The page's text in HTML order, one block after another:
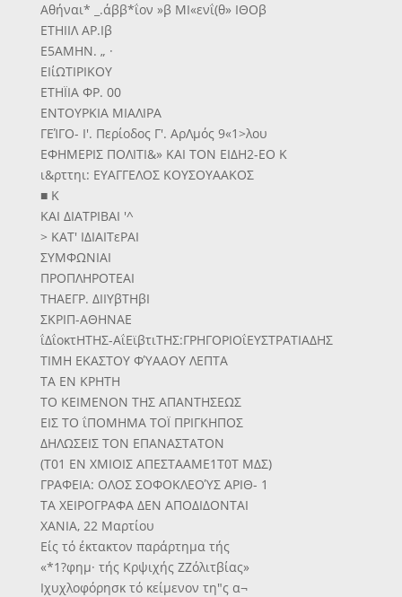
Αθήναι* _.άββ*ΐον »β ΜΙ«ενΐ(θ» ΙΘΟβ
ΕΤΗΙΙΛ ΑΡ.Ιβ
Ε5ΑΜΗΝ. „ ·
ΕΙίΩΤΙΡΙΚΟΥ
ΕΤΗΪΙΑ ΦΡ. 00
ΕΝΤΟΥΡΚΙΑ ΜΙΑΛΙΡΑ
ΓΕΊΓΟ- Ι'. Περίοδος Γ'. ΑρΛμός 9«1>λου
ΕΦΗΜΕΡΙΣ ΠΟΛΙΤΙ&» ΚΑΙ ΤΟΝ ΕΙΔΗ2-ΕΟ Κ
ι&ρττηι: ΕΥΑΓΓΕΛΟΣ ΚΟΥΣΟΥΑΑΚΟΣ
■ Κ
ΚΑΙ ΔΙΑΤΡΙΒΑΙ '^
> ΚΑΤ' ΙΔΙΑΙΤεΡΑΙ
ΣΥΜΦΩΝΙΑΙ
ΠΡΟΠΛΗΡΟΤΕΑΙ
ΤΗΑΕΓΡ. ΔΙΙΥβΤΗβΙ
ΣΚΡΙΠ-ΑΘΗΝΑΕ
ΐΔΐοκτΗΤΗΣ-ΑΐΕϊβτιΤΗΣ:ΓΡΗΓΟΡΙΟΐΕΥΣΤΡΑΤΙΑΔΗΣ
ΤΙΜΗ ΕΚΑΣΤΟΥ ΦΎΑΑΟΥ ΛΕΠΤΑ
ΤΑ ΕΝ ΚΡΗΤΗ
ΤΟ ΚΕΙΜΕΝΟΝ ΤΗΣ ΑΠΑΝΤΗΣΕΩΣ
ΕΙΣ ΤΟ ΐΠΟΜΗΜΑ ΤΟΪ ΠΡΙΓΚΗΠΟΣ
ΔΗΛΩΣΕΙΣ ΤΟΝ ΕΠΑΝΑΣΤΑΤΟΝ
(Τ01 ΕΝ ΧΜΙΟΙΣ ΑΠΕΣΤΑΑΜΕ1Τ0Τ ΜΔΣ)
ΓΡΑΦΕΙΑ: ΟΛΟΣ ΣΟΦΟΚΛΕΟΎΣ ΑΡΙΘ- 1
ΤΑ ΧΕΙΡΟΓΡΑΦΑ ΔΕΝ ΑΠΟΔΙΔΟΝΤΑΙ
ΧΑΝΙΑ, 22 Μαρτίου
Είς τό έκτακτον παράρτημα τής
«*1?φημ· τής Κρψιχής ΖΖόλιτβίας»
Ιχυχλοφόρησκ τό κείμενον τη"ς α¬